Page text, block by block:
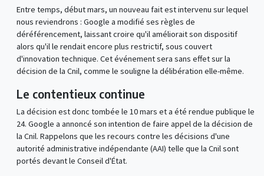
Entre temps, début mars, un nouveau fait est intervenu sur lequel
nous reviendrons : Google a modifié ses règles de
déréférencement, laissant croire qu'il améliorait son dispositif
alors qu'il le rendait encore plus restrictif, sous couvert
d'innovation technique. Cet événement sera sans effet sur la
décision de la Cnil, comme le souligne la délibération elle-même.
Le contentieux continue
La décision est donc tombée le 10 mars et a été rendue publique le
24. Google a annoncé son intention de faire appel de la décision de
la Cnil. Rappelons que les recours contre les décisions d'une
autorité administrative indépendante (AAI) telle que la Cnil sont
portés devant le Conseil d'État.